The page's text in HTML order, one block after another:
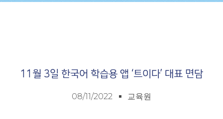
11월 3일 한국어 학습용 앱 ‘트이다’ 대표 면담
08/11/2022 교육원